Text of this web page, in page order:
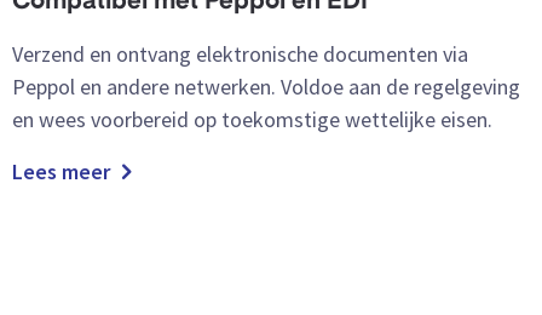
Verzend en ontvang elektronische documenten via
Peppol en andere netwerken. Voldoe aan de regelgeving
en wees voorbereid op toekomstige wettelijke eisen.
Lees meer